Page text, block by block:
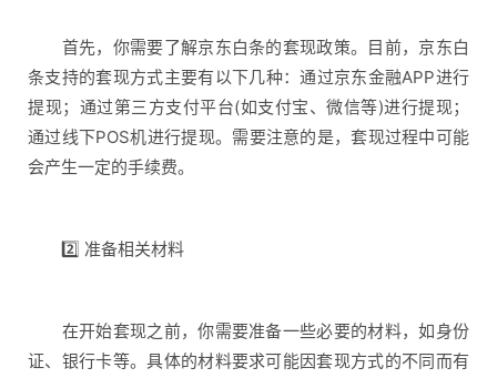
首先，你需要了解京东白条的套现政策。目前，京东白
条支持的套现方式主要有以下几种：通过京东金融APP进行
提现；通过第三方支付平台(如支付宝、微信等)进行提现；
通过线下POS机进行提现。需要注意的是，套现过程中可能
会产生一定的手续费。
2️⃣ 准备相关材料
在开始套现之前，你需要准备一些必要的材料，如身份
证、银行卡等。具体的材料要求可能因套现方式的不同而有